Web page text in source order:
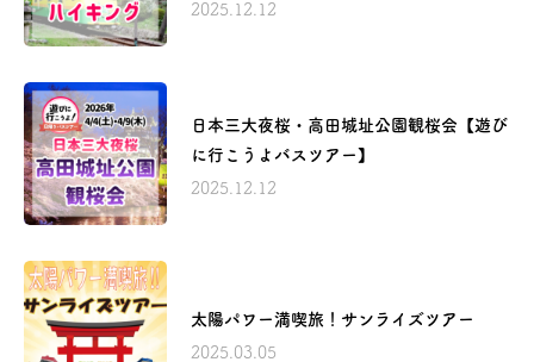
2025.12.12
日本三大夜桜・高田城址公園観桜会【遊び
に行こうよバスツアー】
2025.12.12
太陽パワー満喫旅！サンライズツアー
2025.03.05